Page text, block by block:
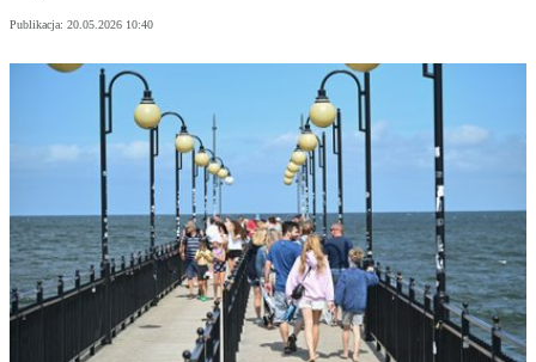
Publikacja: 20.05.2026 10:40